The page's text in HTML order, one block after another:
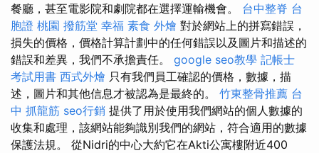
餐廳，甚至電影院和劇院都在選擇運輸機會。 台中整脊 台
胞證 桃園 撥筋堂 幸福 素食 外燴 對於網站上的拼寫錯誤，
損失的價格，價格計算計劃中的任何錯誤以及圖片和描述的
錯誤和差異，我們不承擔責任。 google seo教學 記帳士
考試用書 西式外燴 只有我們員工確認的價格，數據，描
述，圖片和其他信息才被認為是最終的。 竹東整骨推薦 台
中 抓龍筋 seo行銷 提供了用於使用我們網站的個人數據的
收集和處理，該網站能夠識別我們的網站，符合適用的數據
保護法規。 從Nidri的中心大約它在Akti公寓樓附近400